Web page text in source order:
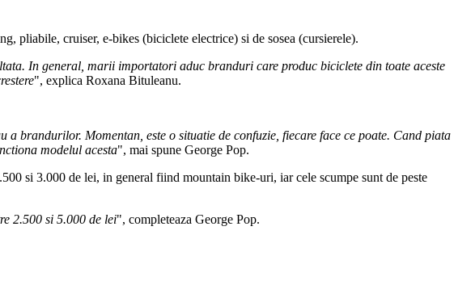
pliabile, cruiser, e-bikes (biciclete electrice) si de sosea (cursierele).
In general, marii importatori aduc branduri care produc biciclete din toate aceste
", explica Roxana Bituleanu.
brandurilor. Momentan, este o situatie de confuzie, fiecare face ce poate. Cand piata
modelul acesta", mai spune George Pop.
si 3.000 de lei, in general fiind mountain bike-uri, iar cele scumpe sunt de peste
2.500 si 5.000 de lei", completeaza George Pop.